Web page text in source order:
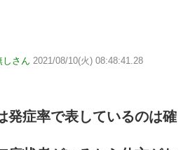
しさん 2021/08/10(火) 08:48:41.28
発症率で表しているのは確